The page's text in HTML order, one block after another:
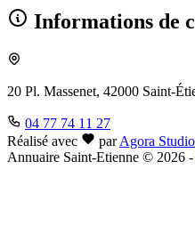
Informations de
20 Pl. Massenet, 42000 Saint-
04 77 74 11 27
Réalisé avec
par Agora Studio
Annuaire Saint-Etienne © 2026 -